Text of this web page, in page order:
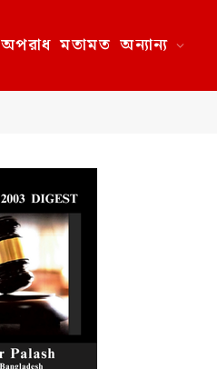
অপরাধ মতামত অন্যান্য